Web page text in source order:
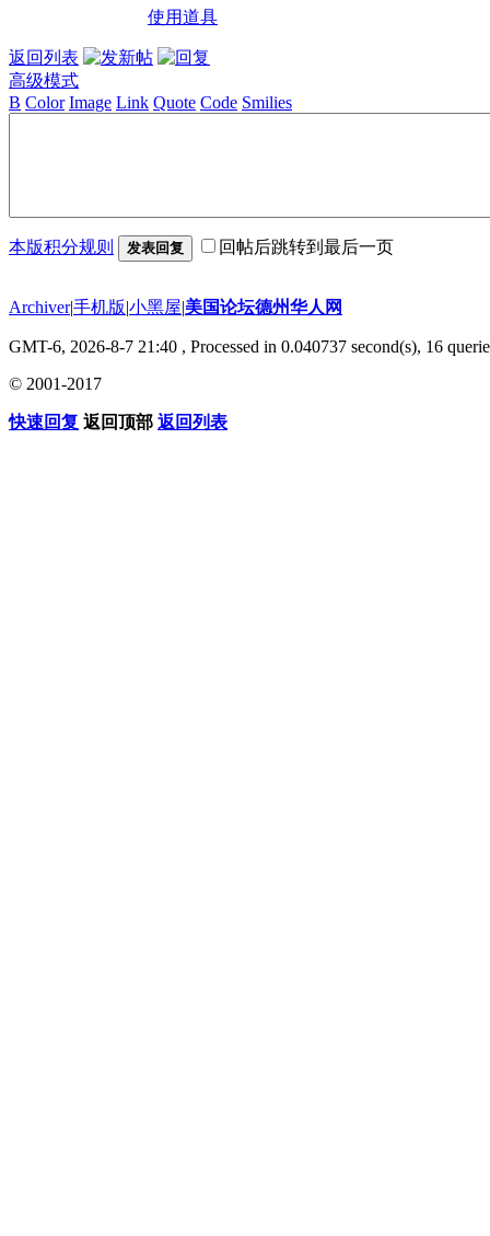
使用道具
返回列表
高级模式
B Color Image Link Quote Code Smilies
本版积分规则 发表回复 回帖后跳转到最后一页
Archiver|手机版|小黑屋|美国论坛德州华人网
GMT-6, 2026-8-7 21:40 , Processed in 0.040737 second(s), 16
© 2001-2017
快速回复 返回顶部 返回列表